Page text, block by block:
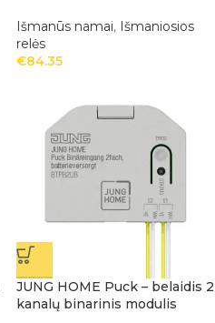
Išmanūs namai, Išmaniosios
relės
€84.35
JUNG HOME Puck – belaidis 2
kanalų binarinis modulis